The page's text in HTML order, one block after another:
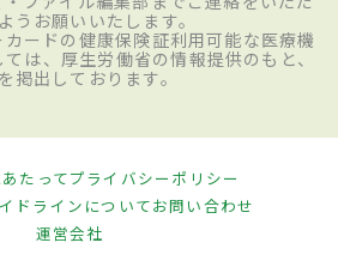
うお願いいたします。
ードの健康保険証利用可能な医療機
は、厚生労働省の情報提供のもと、
掲出しております。
たってプライバシーポリシー
ドラインについてお問い合わせ
運営会社